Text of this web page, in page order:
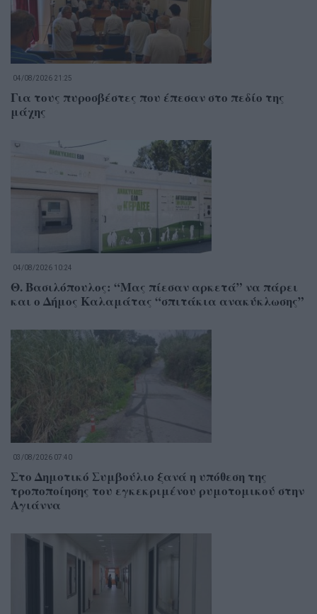
04/08/2026 21:25
Για τους πυροσβέστες που έπεσαν στο πεδίο της
μάχης
04/08/2026 10:24
Θ. Βασιλόπουλος: “Μας πίεσαν αρκετά” να πάρει
και ο Δήμος Καλαμάτας “σπιτάκια ανακύκλωσης”
03/08/2026 07:40
Στο Δημοτικό Συμβούλιο ξανά η υπόθεση της
τροποποίησης του εγκεκριμένου ρυμοτομικού στην
Αγιάννα